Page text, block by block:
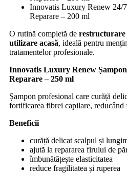
Innovatis Luxury Renew 24/
Reparare – 200 ml
O rutină completă de restructurare
utilizare acasă, ideală pentru
tratamentelor profesionale.
Innovatis Luxury Renew
Reparare – 250 ml
Șampon profesional care curăță
fortificarea fibrei capilare, reducând
Beneficii
curăță delicat scalpul și
ajută la repararea firului de
îmbunătățește elasticitatea
reduce fragilitatea și ruperea